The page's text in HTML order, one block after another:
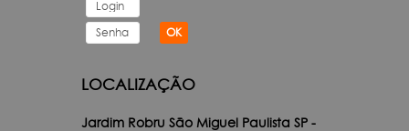
OK
LOCALIZAÇÃO
Jardim Robru São Miguel Paulista SP -